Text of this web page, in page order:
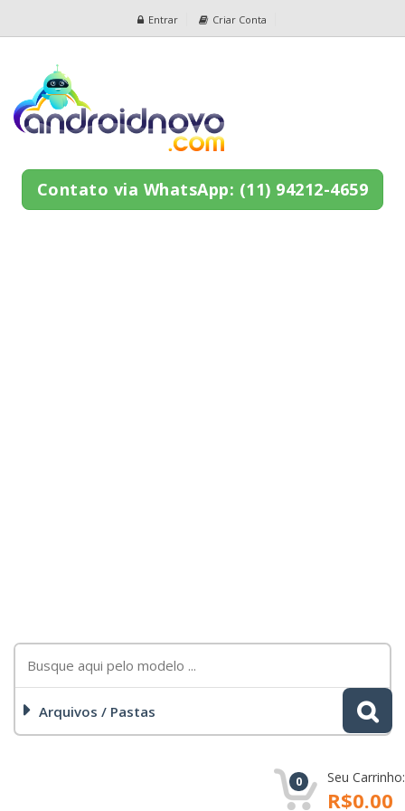
Entrar Criar Conta
Contato via WhatsApp: (11) 94212-4659
Arquivos / Pastas
0 Seu Carrinho:
R$0.00